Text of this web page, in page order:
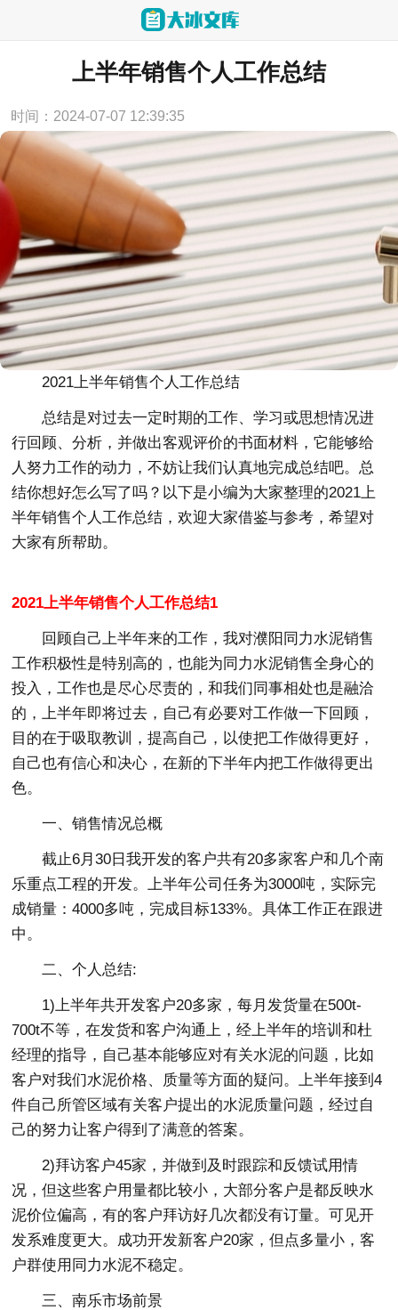
当前位置： 首页 > 工作总结
上半年销售个人工作总结
时间：2024-07-07 12:39:35
2021上半年销售个人工作总结
总结是对过去一定时期的工作、学习或思想情况进
行回顾、分析，并做出客观评价的书面材料，它能够给
人努力工作的动力，不妨让我们认真地完成总结吧。总
结你想好怎么写了吗？以下是小编为大家整理的2021上
半年销售个人工作总结，欢迎大家借鉴与参考，希望对
大家有所帮助。
2021上半年销售个人工作总结1
回顾自己上半年来的工作，我对濮阳同力水泥销售
工作积极性是特别高的，也能为同力水泥销售全身心的
投入，工作也是尽心尽责的，和我们同事相处也是融洽
的，上半年即将过去，自己有必要对工作做一下回顾，
目的在于吸取教训，提高自己，以使把工作做得更好，
自己也有信心和决心，在新的下半年内把工作做得更出
色。
一、销售情况总概
截止6月30日我开发的客户共有20多家客户和几个南
乐重点工程的开发。上半年公司任务为3000吨，实际完
成销量：4000多吨，完成目标133%。具体工作正在跟进
中。
二、个人总结:
1)上半年共开发客户20多家，每月发货量在500t-
700t不等，在发货和客户沟通上，经上半年的培训和杜
经理的指导，自己基本能够应对有关水泥的问题，比如
客户对我们水泥价格、质量等方面的疑问。上半年接到4
件自己所管区域有关客户提出的水泥质量问题，经过自
己的努力让客户得到了满意的答案。
2)拜访客户45家，并做到及时跟踪和反馈试用情
况，但这些客户用量都比较小，大部分客户是都反映水
泥价位偏高，有的客户拜访好几次都没有订量。可见开
发系难度更大。成功开发新客户20家，但点多量小，客
户群使用同力水泥不稳定。
三、南乐市场前景